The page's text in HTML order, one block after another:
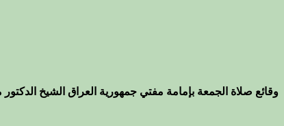
وقائع صلاة الجمعة بإمامة مفتي جمهورية العراق الشيخ